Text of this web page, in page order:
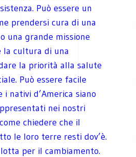
Può essere un
prendersi cura di una
una grande missione
la cultura di una
la priorità alla salute
Può essere facile
nativi d’America siano
nei nostri
chiedere che il
le loro terre resti dov’è.
per il cambiamento.